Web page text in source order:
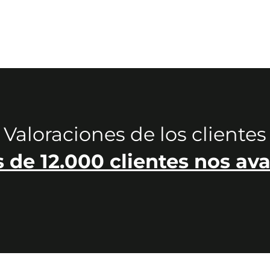
Valoraciones de los clientes
de 12.000 clientes nos